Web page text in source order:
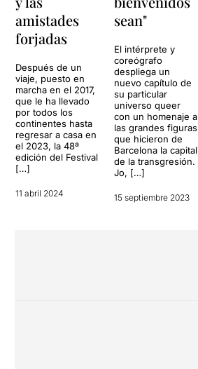
amistades
forjadas
Después de un
viaje, puesto en
marcha en el 2017,
que le ha llevado
por todos los
continentes hasta
regresar a casa en
el 2023, la 48ª
edición del Festival
[…]
11 abril 2024
sean"
El intérprete y
coreógrafo
despliega un
nuevo capítulo de
su particular
universo queer
con un homenaje a
las grandes figuras
que hicieron de
Barcelona la capital
de la transgresión.
Jo, […]
15 septiembre 2023